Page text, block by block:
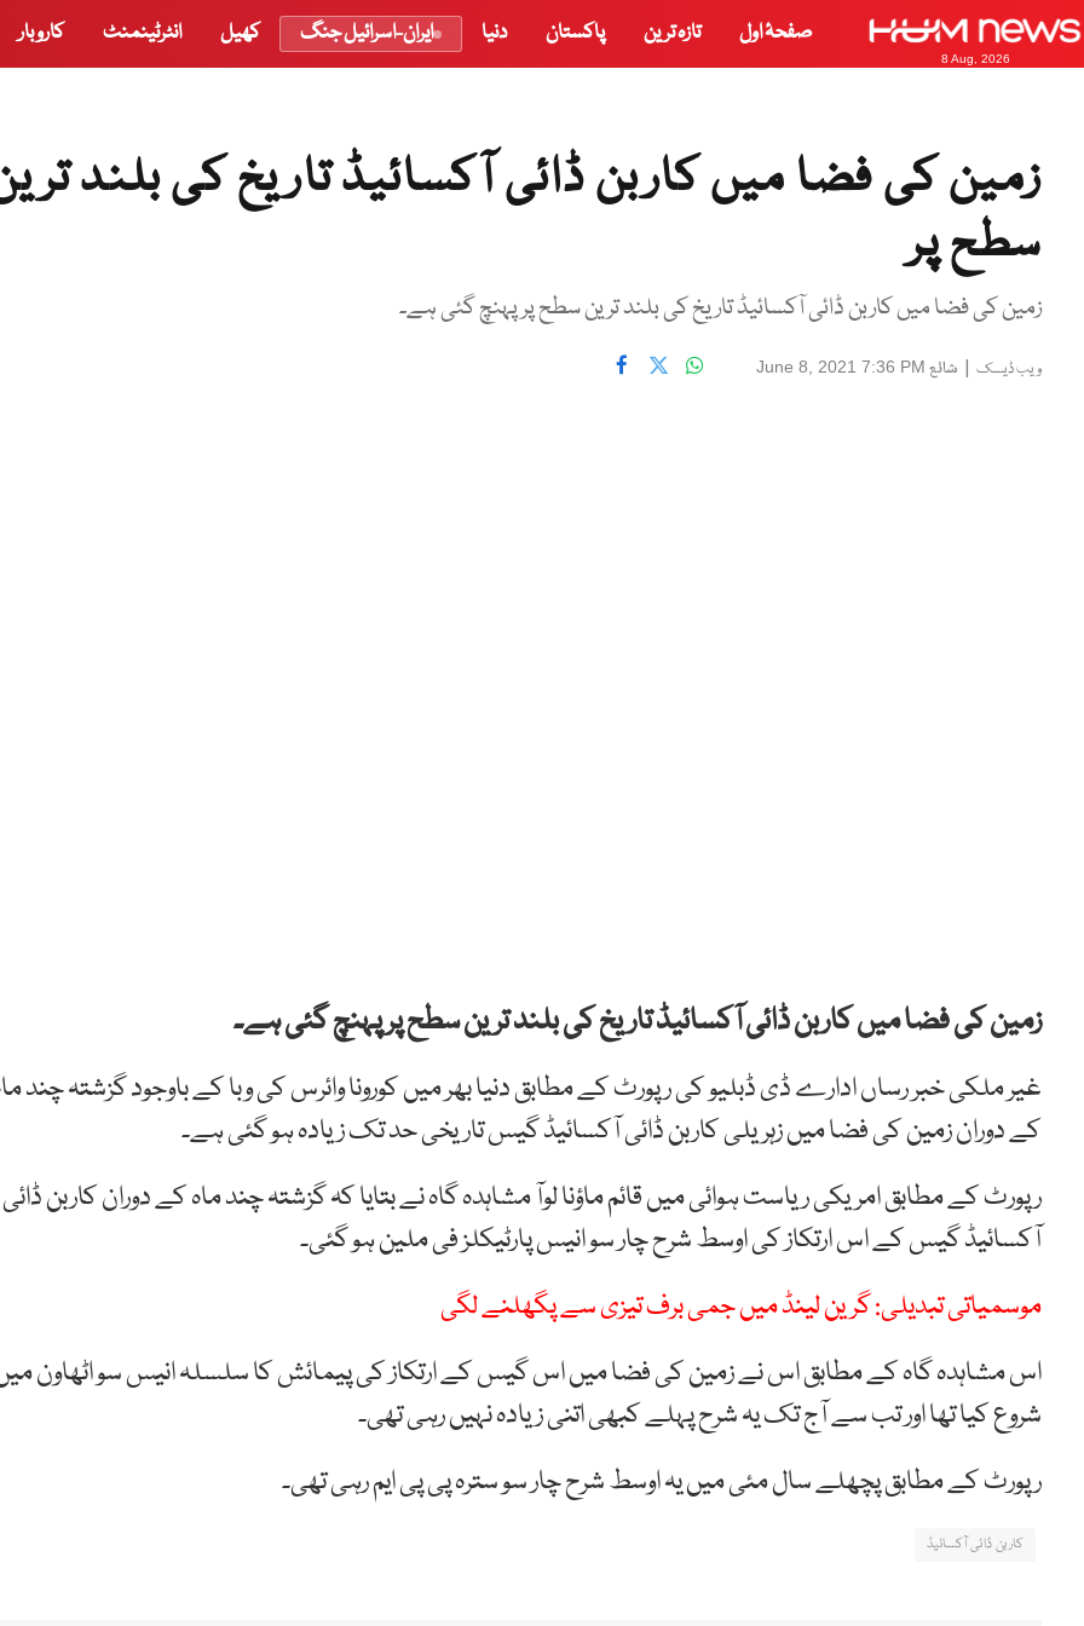
8 Aug, 2026
صفحۂ اول تازہ ترین پاکستان دنیا ایران-اسرائیل جنگ کھیل انٹرٹینمنٹ کاروبار
زمین کی فضا میں کاربن ڈائی آکسائیڈ تاریخ کی بلند
سطح پر
زمین کی فضا میں کاربن ڈائی آکسائیڈ تاریخ کی بلند ترین سطح پر پہنچ گئی ہے۔
ویب ڈیسک | شائع June 8, 2021 7:36 PM
زمین کی فضا میں کاربن ڈائی آکسائیڈ تاریخ کی بلند ترین سطح پر پہنچ گئی ہے۔
غیر ملکی خبر رساں ادارے ڈی ڈبلیو کی رپورٹ کے مطابق دنیا بھر میں کورونا وائرس کی وبا کے باوجود گزشتہ چند
کے دوران زمین کی فضا میں زہریلی کاربن ڈائی آکسائیڈ گیس تاریخی حد تک زیادہ ہو گئی ہے۔
رپورٹ کے مطابق امریکی ریاست ہوائی میں قائم ماؤنا لوآ مشاہدہ گاہ نے بتایا کہ گزشتہ چند ماہ کے دوران کاربن ڈائی
آکسائیڈ گیس کے اس ارتکاز کی اوسط شرح چار سو انیس پارٹیکلز فی ملین ہو گئی۔
موسمیاتی تبدیلی: گرین لینڈ میں جمی برف تیزی سے پگھلنے لگی
اس مشاہدہ گاہ کے مطابق اس نے زمین کی فضا میں اس گیس کے ارتکاز کی پیمائش کا سلسلہ انیس سو اٹھاون
شروع کیا تھا اور تب سے آج تک یہ شرح پہلے کبھی اتنی زیادہ نہیں رہی تھی۔
رپورٹ کے مطابق پچھلے سال مئی میں یہ اوسط شرح چار سو سترہ پی پی ایم رہی تھی۔
کاربن ڈائی آکسائیڈ